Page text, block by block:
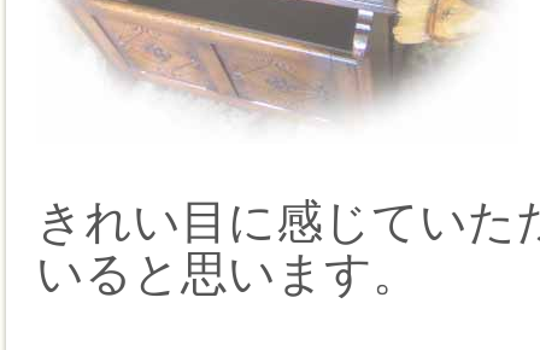
きれい目に感じてい
いると思います。